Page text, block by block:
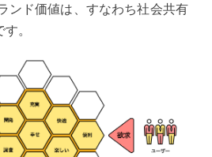
ンド価値は、すなわち社会共有
。